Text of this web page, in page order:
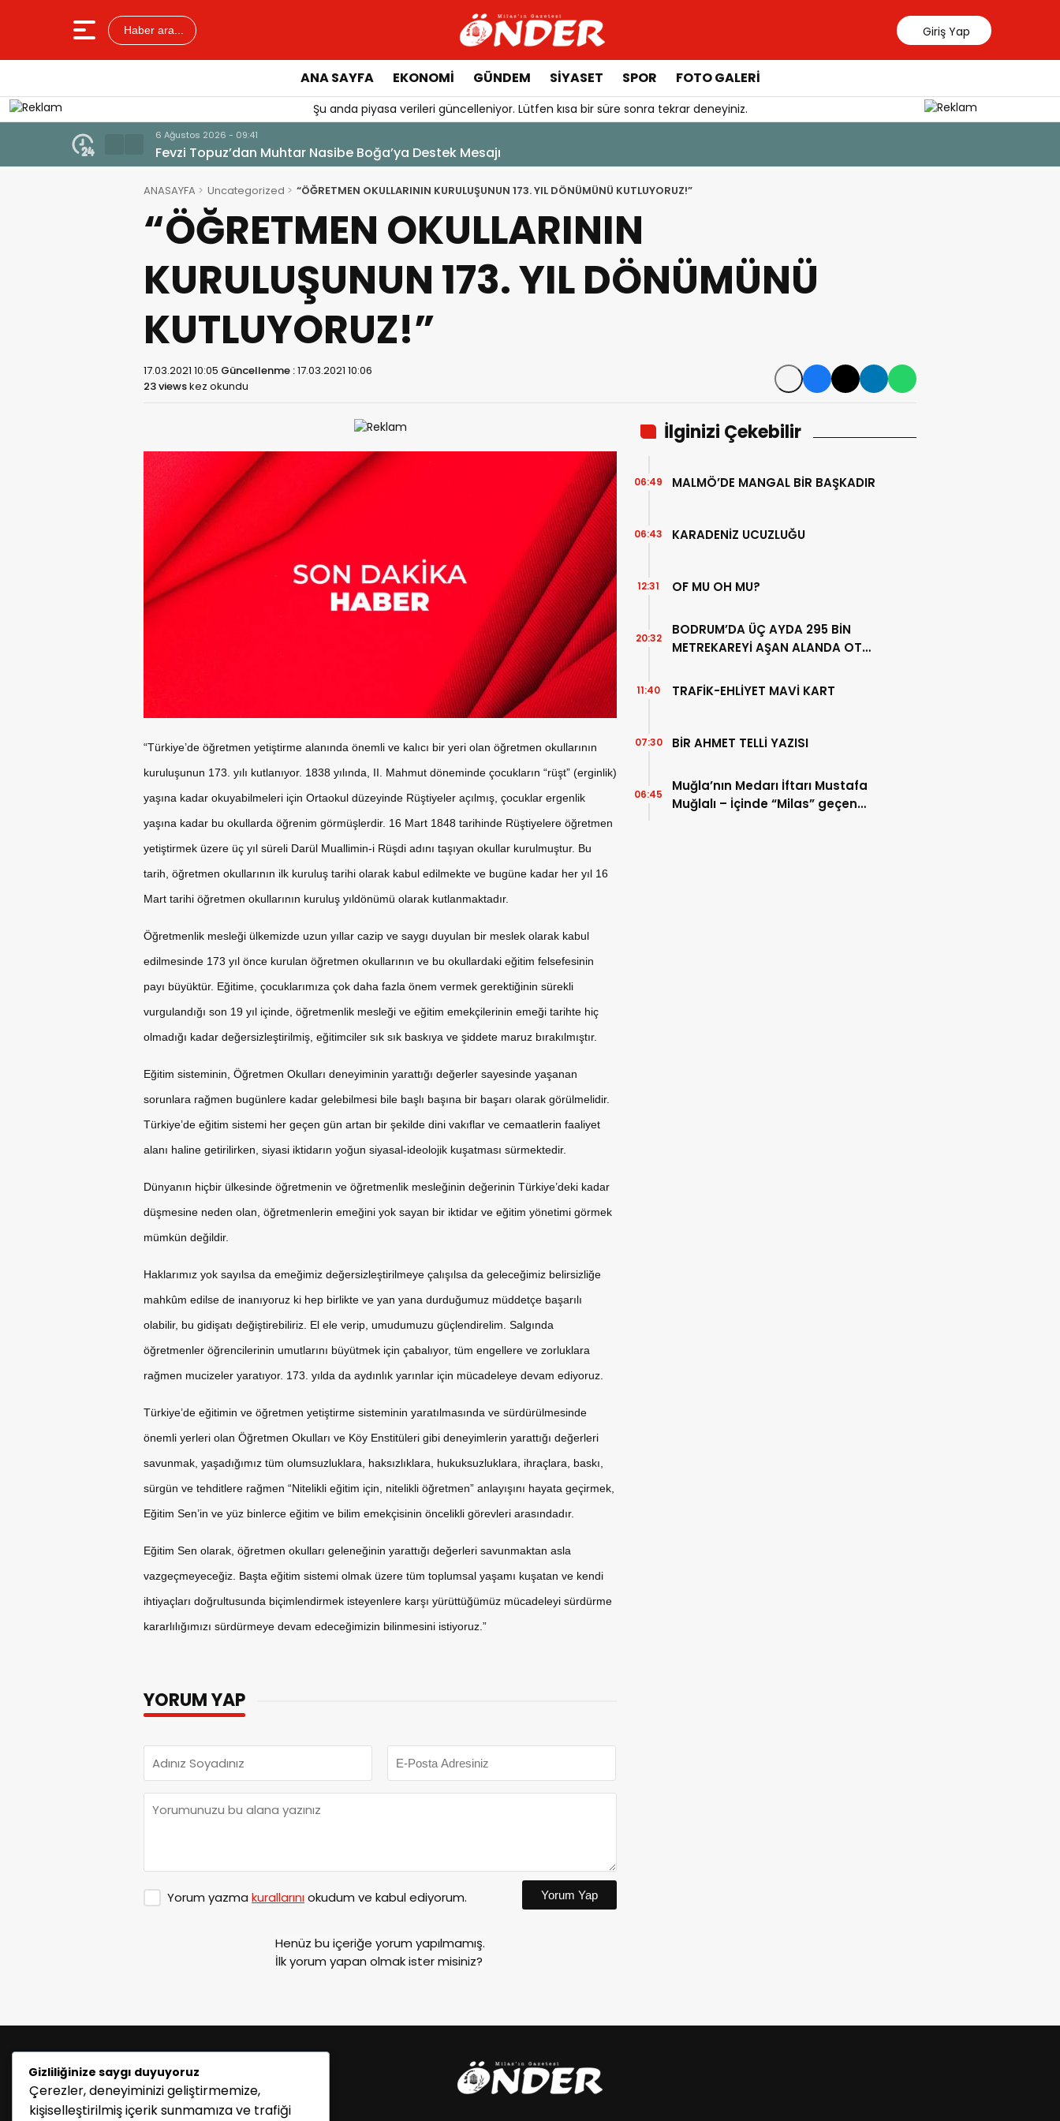
Haber ara... Giriş Yap
ANA SAYFA EKONOMİ GÜNDEM SİYASET SPOR FOTO GALERİ
Şu anda piyasa verileri güncelleniyor. Lütfen kısa bir süre sonra tekrar deneyiniz.
Milas’ta Park ve Yeşil Alanlarda Bakım Çalışması
ANASAYFA Uncategorized “ÖĞRETMEN OKULLARININ KURULUŞUNUN 173. YIL DÖNÜMÜNÜ KUTLUYORUZ!”
“ÖĞRETMEN OKULLARININ
KURULUŞUNUN 173. YIL DÖNÜMÜNÜ
KUTLUYORUZ!”
17.03.2021 10:05 Güncellenme :17.03.2021 10:06
23 viewskez okundu
“Türkiye’de öğretmen yetiştirme alanında önemli ve kalıcı bir yeri olan öğretmen okullarının
kuruluşunun 173. yılı kutlanıyor. 1838 yılında, II. Mahmut döneminde çocukların “rüşt” (erginlik)
yaşına kadar okuyabilmeleri için Ortaokul düzeyinde Rüştiyeler açılmış, çocuklar ergenlik
yaşına kadar bu okullarda öğrenim görmüşlerdir. 16 Mart 1848 tarihinde Rüştiyelere öğretmen
yetiştirmek üzere üç yıl süreli Darül Muallimin-i Rüşdi adını taşıyan okullar kurulmuştur. Bu
tarih, öğretmen okullarının ilk kuruluş tarihi olarak kabul edilmekte ve bugüne kadar her yıl 16
Mart tarihi öğretmen okullarının kuruluş yıldönümü olarak kutlanmaktadır.
Öğretmenlik mesleği ülkemizde uzun yıllar cazip ve saygı duyulan bir meslek olarak kabul
edilmesinde 173 yıl önce kurulan öğretmen okullarının ve bu okullardaki eğitim felsefesinin
payı büyüktür. Eğitime, çocuklarımıza çok daha fazla önem vermek gerektiğinin sürekli
vurgulandığı son 19 yıl içinde, öğretmenlik mesleği ve eğitim emekçilerinin emeği tarihte hiç
olmadığı kadar değersizleştirilmiş, eğitimciler sık sık baskıya ve şiddete maruz bırakılmıştır.
Eğitim sisteminin, Öğretmen Okulları deneyiminin yarattığı değerler sayesinde yaşanan
sorunlara rağmen bugünlere kadar gelebilmesi bile başlı başına bir başarı olarak görülmelidir.
Türkiye’de eğitim sistemi her geçen gün artan bir şekilde dini vakıflar ve cemaatlerin faaliyet
alanı haline getirilirken, siyasi iktidarın yoğun siyasal-ideolojik kuşatması sürmektedir.
Dünyanın hiçbir ülkesinde öğretmenin ve öğretmenlik mesleğinin değerinin Türkiye’deki kadar
düşmesine neden olan, öğretmenlerin emeğini yok sayan bir iktidar ve eğitim yönetimi görmek
mümkün değildir.
Haklarımız yok sayılsa da emeğimiz değersizleştirilmeye çalışılsa da geleceğimiz belirsizliğe
mahkûm edilse de inanıyoruz ki hep birlikte ve yan yana durduğumuz müddetçe başarılı
olabilir, bu gidişatı değiştirebiliriz. El ele verip, umudumuzu güçlendirelim. Salgında
öğretmenler öğrencilerinin umutlarını büyütmek için çabalıyor, tüm engellere ve zorluklara
rağmen mucizeler yaratıyor. 173. yılda da aydınlık yarınlar için mücadeleye devam ediyoruz.
Türkiye’de eğitimin ve öğretmen yetiştirme sisteminin yaratılmasında ve sürdürülmesinde
önemli yerleri olan Öğretmen Okulları ve Köy Enstitüleri gibi deneyimlerin yarattığı değerleri
savunmak, yaşadığımız tüm olumsuzluklara, haksızlıklara, hukuksuzluklara, ihraçlara, baskı,
sürgün ve tehditlere rağmen “Nitelikli eğitim için, nitelikli öğretmen” anlayışını hayata geçirmek,
Eğitim Sen’in ve yüz binlerce eğitim ve bilim emekçisinin öncelikli görevleri arasındadır.
Eğitim Sen olarak, öğretmen okulları geleneğinin yarattığı değerleri savunmaktan asla
vazgeçmeyeceğiz. Başta eğitim sistemi olmak üzere tüm toplumsal yaşamı kuşatan ve kendi
ihtiyaçları doğrultusunda biçimlendirmek isteyenlere karşı yürüttüğümüz mücadeleyi sürdürme
kararlılığımızı sürdürmeye devam edeceğimizin bilinmesini istiyoruz.”
YORUM YAP
Yorum yazma kurallarınıokudum ve kabul ediyorum. Yorum Yap
Henüz bu içeriğe yorum yapılmamış.
İlk yorum yapan olmak ister misiniz?
İlginizi Çekebilir
MALMÖ’DE MANGAL BİR BAŞKADIR
06:49
KARADENİZ UCUZLUĞU
06:43
OF MU OH MU?
12:31
BODRUM’DA ÜÇ AYDA 295 BİN
METREKAREYİ AŞAN ALANDA OT
20:32
TRAFİK-EHLİYET MAVİ KART
11:40
BİR AHMET TELLİ YAZISI
07:30
Muğla’nın Medarı İftarı Mustafa
Muğlalı – İçinde “Milas” geçen
06:45
Gizliliğinize saygı duyuyoruz
Çerezler, deneyiminizi geliştirmemize,
kişiselleştirilmiş içerik sunmamıza ve trafiği